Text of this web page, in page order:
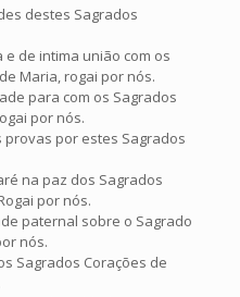
destes Sagrados
e de intima união com os
Maria, rogai por nós.
para com os Sagrados
por nós.
provas por estes Sagrados
na paz dos Sagrados
por nós.
paternal sobre o Sagrado
nós.
Sagrados Corações de